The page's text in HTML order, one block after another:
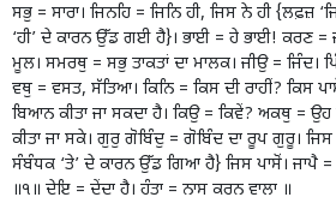
ਸਭੁ = ਸਾਰਾ। ਜਿਨਹਿ = ਜਿਨਿ ਹੀ, ਜਿਸ ਨੇ ਹੀ {ਲਫ਼ਜ਼
‘ਹੀ’ ਦੇ ਕਾਰਨ ਉੱਡ ਗਈ ਹੈ}। ਭਾਈ = ਹੇ ਭਾਈ! ਕਰਣ
ਮੂਲ। ਸਮਰਥੁ = ਸਭੁ ਤਾਕਤਾਂ ਦਾ ਮਾਲਕ। ਜੀਉ = ਜਿੰਦ।
ਵਥੁ = ਵਸਤ, ਸੱਤਿਆ। ਕਿਨਿ = ਕਿਸ ਦੀ ਰਾਹੀਂ? ਕਿਸ
ਬਿਆਨ ਕੀਤਾ ਜਾ ਸਕਦਾ ਹੈ। ਕਿਉ = ਕਿਵੇਂ? ਅਕਥੁ =
ਕੀਤਾ ਜਾ ਸਕੇ। ਗੁਰੁ ਗੋਬਿੰਦੁ = ਗੋਬਿੰਦ ਦਾ ਰੂਪ ਗੁਰੂ।
ਸੰਬੰਧਕ ‘ਤੇ’ ਦੇ ਕਾਰਨ ਉੱਡ ਗਿਆ ਹੈ} ਜਿਸ ਪਾਸੋਂ। ਜਾਪੈ
॥੧॥ ਦੇਇ = ਦੇਂਦਾ ਹੈ। ਹੰਤਾ = ਨਾਸ ਕਰਨ ਵਾਲਾ ॥